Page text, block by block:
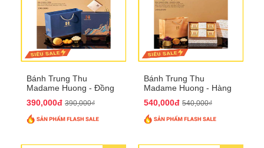
Bánh Trung Thu
Madame Huong - Đồng
390,000đ 390,000₫
Bánh Trung Thu
Madame Huong - Hàng
540,000đ 540,000₫